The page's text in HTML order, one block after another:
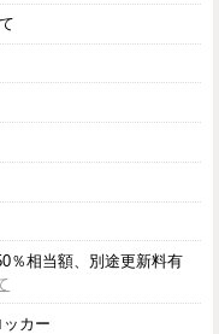
％相当額、別途更新料有
カー